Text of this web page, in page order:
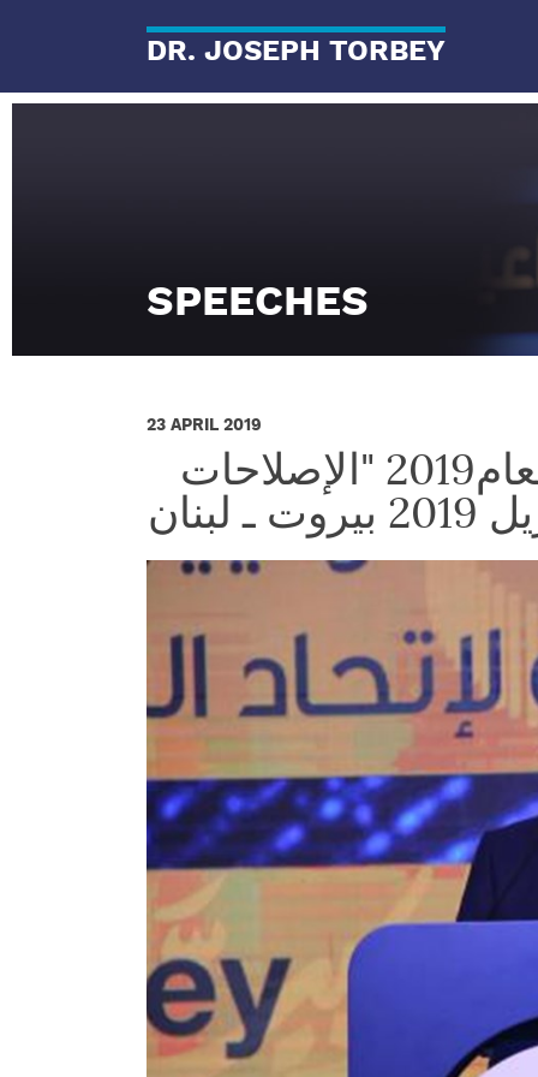
DR. JOSEPH TORBEY
SPEECHES
23 APRIL 2019
المؤتمر المصرفي العربـي لعام2019 "الإصلاحات